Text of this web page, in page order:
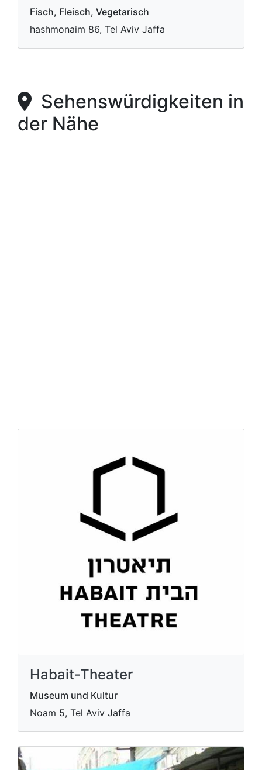
Fisch, Fleisch, Vegetarisch
hashmonaim 86, Tel Aviv Jaffa
Sehenswürdigkeiten in
der Nähe
Habait-Theater
Museum und Kultur
Noam 5, Tel Aviv Jaffa